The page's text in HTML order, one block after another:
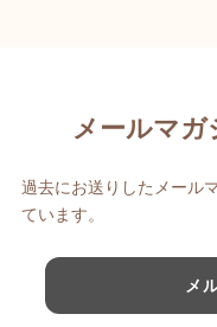
メールマガ
過去にお送りしたメール
ています。
メ